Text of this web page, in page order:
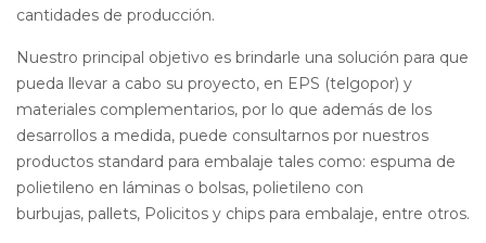
cantidades de producción.
Nuestro principal objetivo es brindarle una solución para que
pueda llevar a cabo su proyecto, en EPS (telgopor) y
materiales complementarios, por lo que además de los
desarrollos a medida, puede consultarnos por nuestros
productos standard para embalaje tales como: espuma de
polietileno en láminas o bolsas, polietileno con
burbujas, pallets, Policitos y chips para embalaje, entre otros.